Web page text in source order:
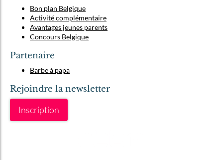
Bon plan Belgique
Activité complémentaire
Avantages jeunes parents
Concours Belgique
Partenaire
Barbe à papa
Rejoindre la newsletter
Inscription